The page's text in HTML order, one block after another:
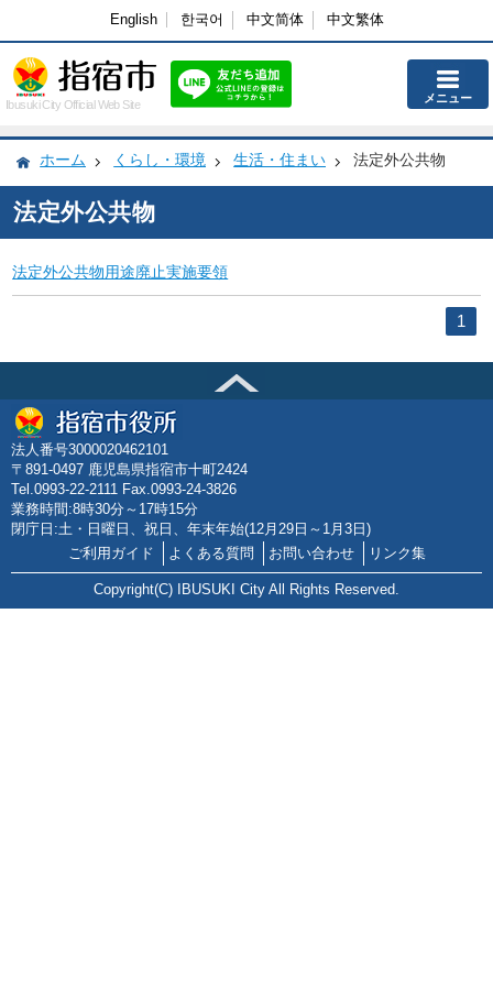
English 한국어 中文简体 中文繁体
Ibusuki City Official Web Site メニュー
ホーム くらし・環境 生活・住まい 法定外公共物
法定外公共物
法定外公共物用途廃止実施要領
1
法人番号3000020462101
〒891-0497 鹿児島県指宿市十町2424
Tel.0993-22-2111 Fax.0993-24-3826
業務時間:8時30分～17時15分
閉庁日:土・日曜日、祝日、年末年始(12月29日～1月3日)
ご利用ガイド
よくある質問 お問い合わせ リンク集
Copyright(C) IBUSUKI City All Rights Reserved.